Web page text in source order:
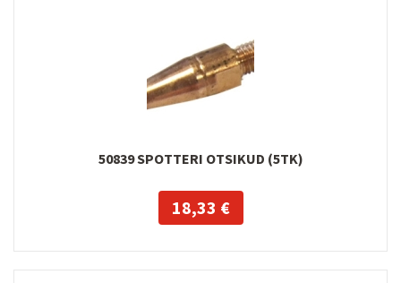
50839 SPOTTERI OTSIKUD (5TK)
18,33 €